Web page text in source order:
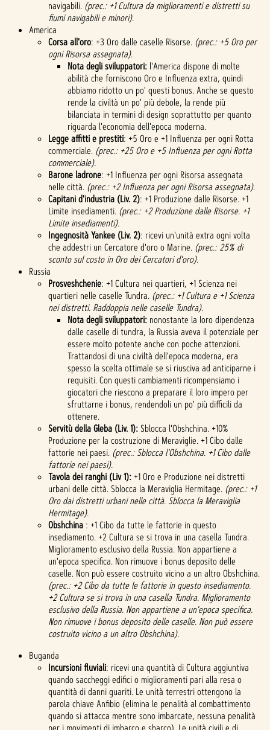
navigabili. (prec.: +1 Cultura da miglioramenti e distretti su
fiumi navigabili e minori).
America
Corsa all'oro: +3 Oro dalle caselle Risorse. (prec.: +5 Oro per
ogni Risorsa assegnata).
Nota degli sviluppatori: l'America dispone di molte
abilità che forniscono Oro e Influenza extra, quindi
abbiamo ridotto un po' questi bonus. Anche se questo
rende la civiltà un po' più debole, la rende più
bilanciata in termini di design soprattutto per quanto
riguarda l'economia dell'epoca moderna.
Legge affitti e prestiti: +5 Oro e +1 Influenza per ogni Rotta
commerciale. (prec.: +25 Oro e +5 Influenza per ogni Rotta
commerciale).
Barone ladrone: +1 Influenza per ogni Risorsa assegnata
nelle città. (prec.: +2 Influenza per ogni Risorsa assegnata).
Capitani d'industria (Liv. 2): +1 Produzione dalle Risorse. +1
Limite insediamenti. (prec.: +2 Produzione dalle Risorse. +1
Limite insediamenti).
Ingegnosità Yankee (Liv. 2): ricevi un'unità extra ogni volta
che addestri un Cercatore d'oro o Marine. (prec.: 25% di
sconto sul costo in Oro dei Cercatori d'oro).
Russia
Prosveshchenie: +1 Cultura nei quartieri, +1 Scienza nei
quartieri nelle caselle Tundra. (prec.: +1 Cultura e +1 Scienza
nei distretti. Raddoppia nelle caselle Tundra).
Nota degli sviluppatori: nonostante la loro dipendenza
dalle caselle di tundra, la Russia aveva il potenziale per
essere molto potente anche con poche attenzioni.
Trattandosi di una civiltà dell'epoca moderna, era
spesso la scelta ottimale se si riusciva ad anticiparne i
requisiti. Con questi cambiamenti ricompensiamo i
giocatori che riescono a preparare il loro impero per
sfruttarne i bonus, rendendoli un po' più difficili da
ottenere.
Servitù della Gleba (Liv. 1): Sblocca l'Obshchina. +10%
Produzione per la costruzione di Meraviglie. +1 Cibo dalle
fattorie nei paesi. (prec.: Sblocca l'Obshchina. +1 Cibo dalle
fattorie nei paesi).
Tavola dei ranghi (Liv 1):+1 Oro e Produzione nei distretti
urbani delle città. Sblocca la Meraviglia Hermitage. (prec.: +1
Oro dai distretti urbani nelle città. Sblocca la Meraviglia
Hermitage).
Obshchina : +1 Cibo da tutte le fattorie in questo
insediamento. +2 Cultura se si trova in una casella Tundra.
Miglioramento esclusivo della Russia. Non appartiene a
un'epoca specifica. Non rimuove i bonus deposito delle
caselle. Non può essere costruito vicino a un altro Obshchina.
(prec.: +2 Cibo da tutte le fattorie in questo insediamento.
+2 Cultura se si trova in una casella Tundra. Miglioramento
esclusivo della Russia. Non appartiene a un'epoca specifica.
Non rimuove i bonus deposito delle caselle. Non può essere
costruito vicino a un altro Obshchina).
Buganda
Incursioni fluviali: ricevi una quantità di Cultura aggiuntiva
quando saccheggi edifici o miglioramenti pari alla resa o
quantità di danni guariti. Le unità terrestri ottengono la
parola chiave Anfibio (elimina le penalità al combattimento
quando si attacca mentre sono imbarcate, nessuna penalità